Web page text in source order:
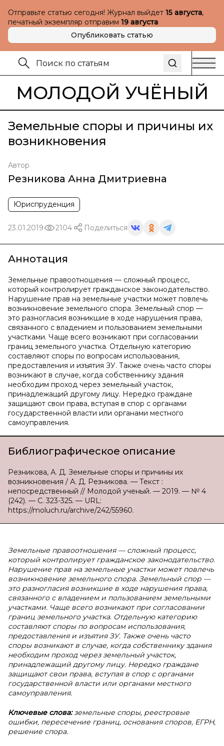
Отправьте статью сегодня! Журнал выйдет 15 августа,
печатный экземпляр отправим 19 августа
Опубликовать статью
МОЛОДОЙ УЧЁНЫЙ
Земельные споры и причины их
возникновения
Автор
Резникова Анна Дмитриевна
Юриспруденция
23.01.2019 2104 Поделиться
Аннотация
Земельные правоотношения — сложный процесс,
который контролирует гражданское законодательство.
Нарушение прав на земельные участки может повлечь
возникновение земельного спора. Земельный спор —
это разногласия возникшие в ходе нарушения права,
связанного с владением и пользованием земельными
участками. Чаще всего возникают при согласовании
границ земельного участка. Отдельную категорию
составляют споры по вопросам использования,
предоставления и изъятия ЗУ. Также очень часто споры
возникают в случае, когда собственнику здания
необходим проход через земельный участок,
принадлежащий другому лицу. Нередко граждане
защищают свои права, вступая в спор с органами
государственной власти или органами местного
самоуправления.
Библиографическое описание
Резникова, А. Д. Земельные споры и причины их
возникновения / А. Д. Резникова. — Текст :
непосредственный // Молодой ученый. — 2019. — № 4
(242). — С. 323-325. — URL:
https://moluch.ru/archive/242/55960.
Земельные правоотношения — сложный процесс,
который контролирует гражданское законодательство.
Нарушение прав на земельные участки может повлечь
возникновение земельного спора. Земельный спор —
это разногласия возникшие в ходе нарушения права,
связанного с владением и пользованием земельными
участками. Чаще всего возникают при согласовании
границ земельного участка. Отдельную категорию
составляют споры по вопросам использования,
предоставления и изъятия ЗУ. Также очень часто
споры возникают в случае, когда собственнику здания
необходим проход через земельный участок,
принадлежащий другому лицу. Нередко граждане
защищают свои права, вступая в спор с органами
государственной власти или органами местного
самоуправления.
Ключевые слова:земельные споры, реестровые
ошибки, пересечение границ, основания споров, ЕГРН,
решение спора.